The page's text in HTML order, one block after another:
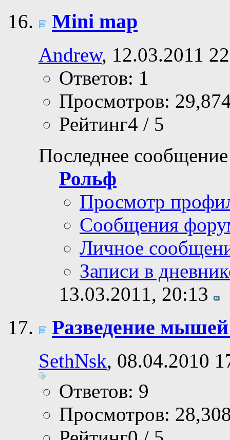
Mini map
Andrew, 12.03.2011
Ответов: 1
Просмотров:
Рейтинг4 / 5
Последнее
Рольф
Просмотр
Сообщения
Личное
Записи в
13.03.2011, 20:13
Разведение
SethNsk, 08.04.2010
Ответов: 9
Просмотров: